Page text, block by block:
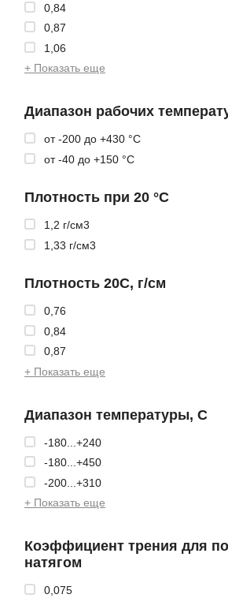
0,84
0,87
1,06
+ Показать еще
Диапазон рабочих
от -200 до +430 °С
от -40 до +150 °С
Плотность при 20 °С
1,2 г/см3
1,33 г/см3
Плотность 20С, г/см
0,76
0,84
0,87
+ Показать еще
Диапазон температуры, С
-180...+240
-180...+450
-200...+310
+ Показать еще
Коэффициент трения для
натягом
0,075